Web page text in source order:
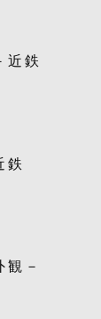
近鉄
鉄
観－